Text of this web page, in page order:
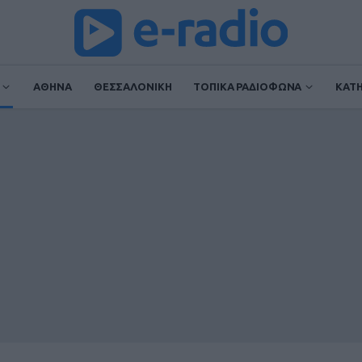
ΑΘΗΝΑ ΘΕΣΣΑΛΟΝΙΚΗ ΤΟΠΙΚΑ ΡΑΔΙΟΦΩΝΑ